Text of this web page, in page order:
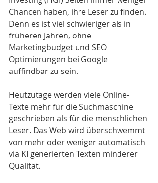
Chancen haben, ihre Leser zu finden.
Denn es ist viel schwieriger als in
früheren Jahren, ohne
Marketingbudget und SEO
Optimierungen bei Google
auffindbar zu sein.
Heutzutage werden viele Online-
Texte mehr für die Suchmaschine
geschrieben als für die menschlichen
Leser. Das Web wird überschwemmt
von mehr oder weniger automatisch
via KI generierten Texten minderer
Qualität.